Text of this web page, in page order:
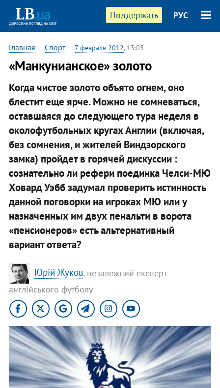
Поддержать РУС
Главная — Спорт— 7 февраля 2012, 13:03
​«Манкунианское» золото
Когда чистое золото объято огнем, оно
блестит еще ярче. Можно не сомневаться,
оставшаяся до следующего тура неделя в
околофутбольных кругах Англии (включая,
без сомнения, и жителей Виндзорского
замка) пройдет в горячей дискуссии :
сознательно ли рефери поединка Челси-МЮ
Ховард Уэбб задумал проверить истинность
данной поговорки на игроках МЮ или у
назначенных им двух пенальти в ворота
«пенсионеров» есть альтернативный
вариант ответа?
Юрій Жуков, незалежний експерт
англійського футболу